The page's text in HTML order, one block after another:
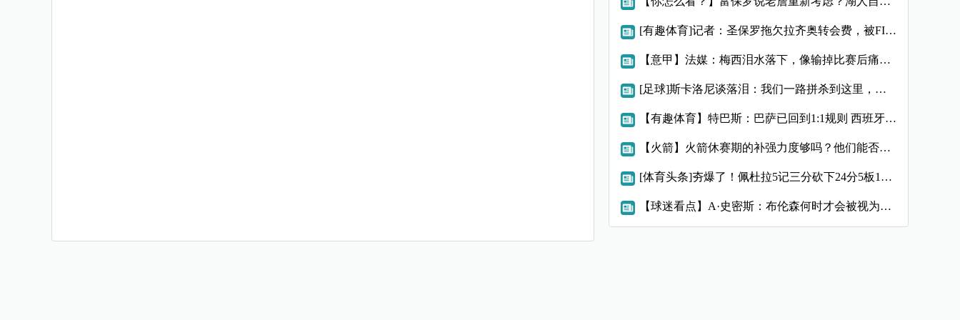
[有趣体育]记者：圣保罗拖欠拉齐奥转会费，被FIFA处以转会
【意甲】法媒：梅西泪水落下，像输掉比赛后痛哭的孩子，时光仿佛
[足球]斯卡洛尼谈落泪：我们一路拼杀到这里，所经历的一切太震
【有趣体育】特巴斯：巴萨已回到1:1规则 西班牙有最好的联赛
【火箭】火箭休赛期的补强力度够吗？他们能否在西部与顶尖豪强抗
[体育头条]夯爆了！佩杜拉5记三分砍下24分5板11助6断
【球迷看点】A·史密斯：布伦森何时才会被视为超巨？卫冕冠军不